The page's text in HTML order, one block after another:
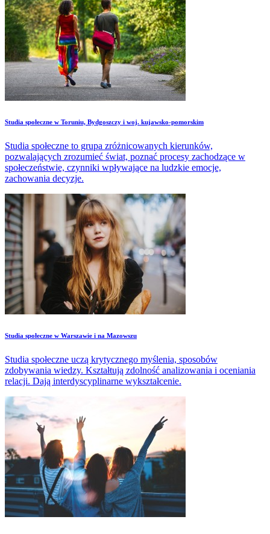
Studia społeczne w Toruniu, Bydgoszczy i woj. kujawsko-pomorskim
Studia społeczne to grupa zróżnicowanych kierunków,
pozwalających zrozumieć świat, poznać procesy zachodzące w
społeczeństwie, czynniki wpływające na ludzkie emocje,
zachowania decyzje.
Studia społeczne w Warszawie i na Mazowszu
Studia społeczne uczą krytycznego myślenia, sposobów
zdobywania wiedzy. Kształtują zdolność analizowania i oceniania
relacji. Dają interdyscyplinarne wykształcenie.